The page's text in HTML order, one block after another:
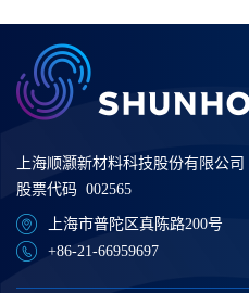
上海顺灏新材料科技股份有限公司
股票代码 002565
上海市普陀区真陈路200号
+86-21-66959697